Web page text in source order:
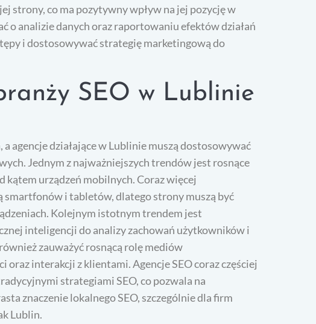
strony, co ma pozytywny wpływ na jej pozycję w
o analizie danych oraz raportowaniu efektów działań
i dostosowywać strategię marketingową do
SEO w Lublinie
agencje działające w Lublinie muszą dostosowywać
Jednym z najważniejszych trendów jest rosnące
urządzeń mobilnych. Coraz więcej
i tabletów, dlatego strony muszą być
Kolejnym istotnym trendem jest
inteligencji do analizy zachowań użytkowników i
zauważyć rosnącą rolę mediów
oraz interakcji z klientami. Agencje SEO coraz częściej
strategiami SEO, co pozwala na
znaczenie lokalnego SEO, szczególnie dla firm
Lublin.